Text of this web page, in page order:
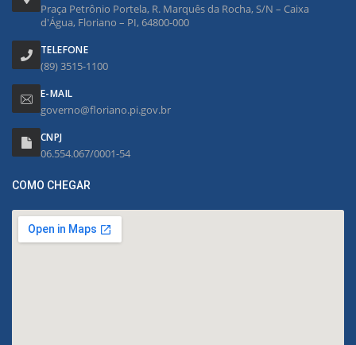
Praça Petrônio Portela, R. Marquês da Rocha, S/N – Caixa
d'Água, Floriano – PI, 64800-000
TELEFONE
(89) 3515-1100
E-MAIL
governo@floriano.pi.gov.br
CNPJ
06.554.067/0001-54
COMO CHEGAR